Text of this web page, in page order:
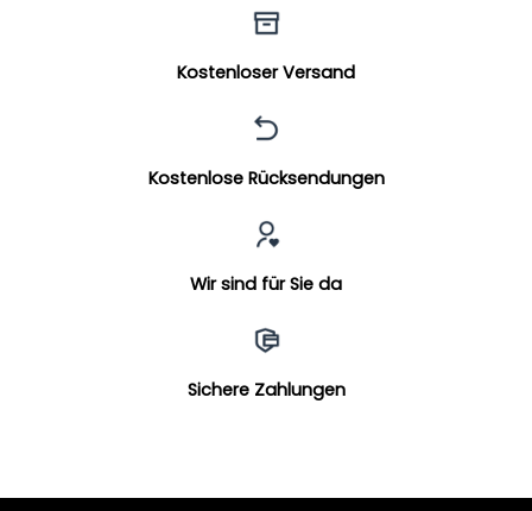
Kostenloser Versand
Kostenlose Rücksendungen
Wir sind für Sie da
Sichere Zahlungen